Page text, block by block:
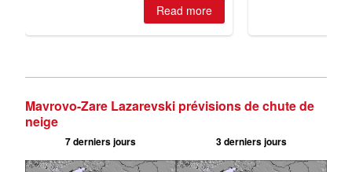
Mavrovo-Zare Lazarevski prévisions de chute de
neige
7 derniers jours 3 derniers jours